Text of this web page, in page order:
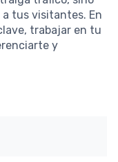
tus visitantes. En
trabajar en tu
y